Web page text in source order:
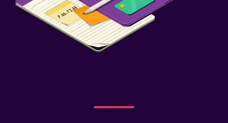
Piscina
Piscina al aire libre
Toallas para piscina